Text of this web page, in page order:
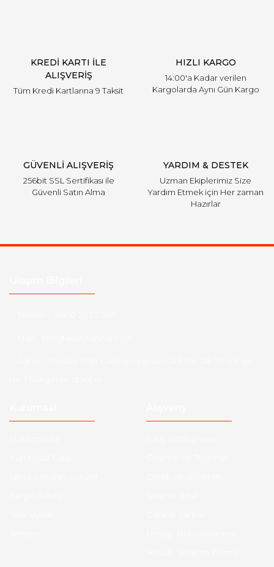
KREDİ KARTI İLE
ALIŞVERİŞ
Tüm Kredi Kartlarına 9 Taksit
HIZLI KARGO
14:00'a Kadar verilen
Kargolarda Aynı Gün Kargo
GÜVENLİ ALIŞVERİŞ
256bit SSL Sertifikası ile
Güvenli Satın Alma
YARDIM & DESTEK
Uzman Ekiplerimiz Size
Yardım Etmek için Her zaman
Hazırlar